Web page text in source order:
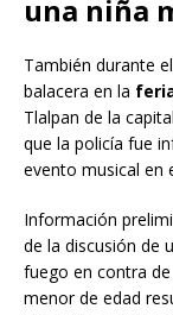
una niña
También durante
balacera en la
Tlalpan de la
que la policía fue
evento musical en
Información
de la discusión de
fuego en contra
menor de edad